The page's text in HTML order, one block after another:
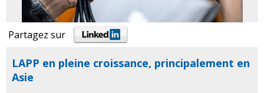
Partagez sur
LAPP en pleine croissance, principalement en
Asie